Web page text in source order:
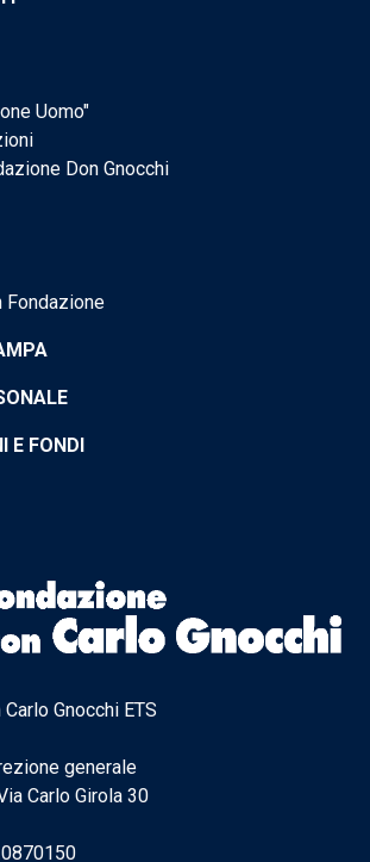
Uomo"
Don Gnocchi
E FONDI
Gnocchi ETS
generale
Carlo Girola 30